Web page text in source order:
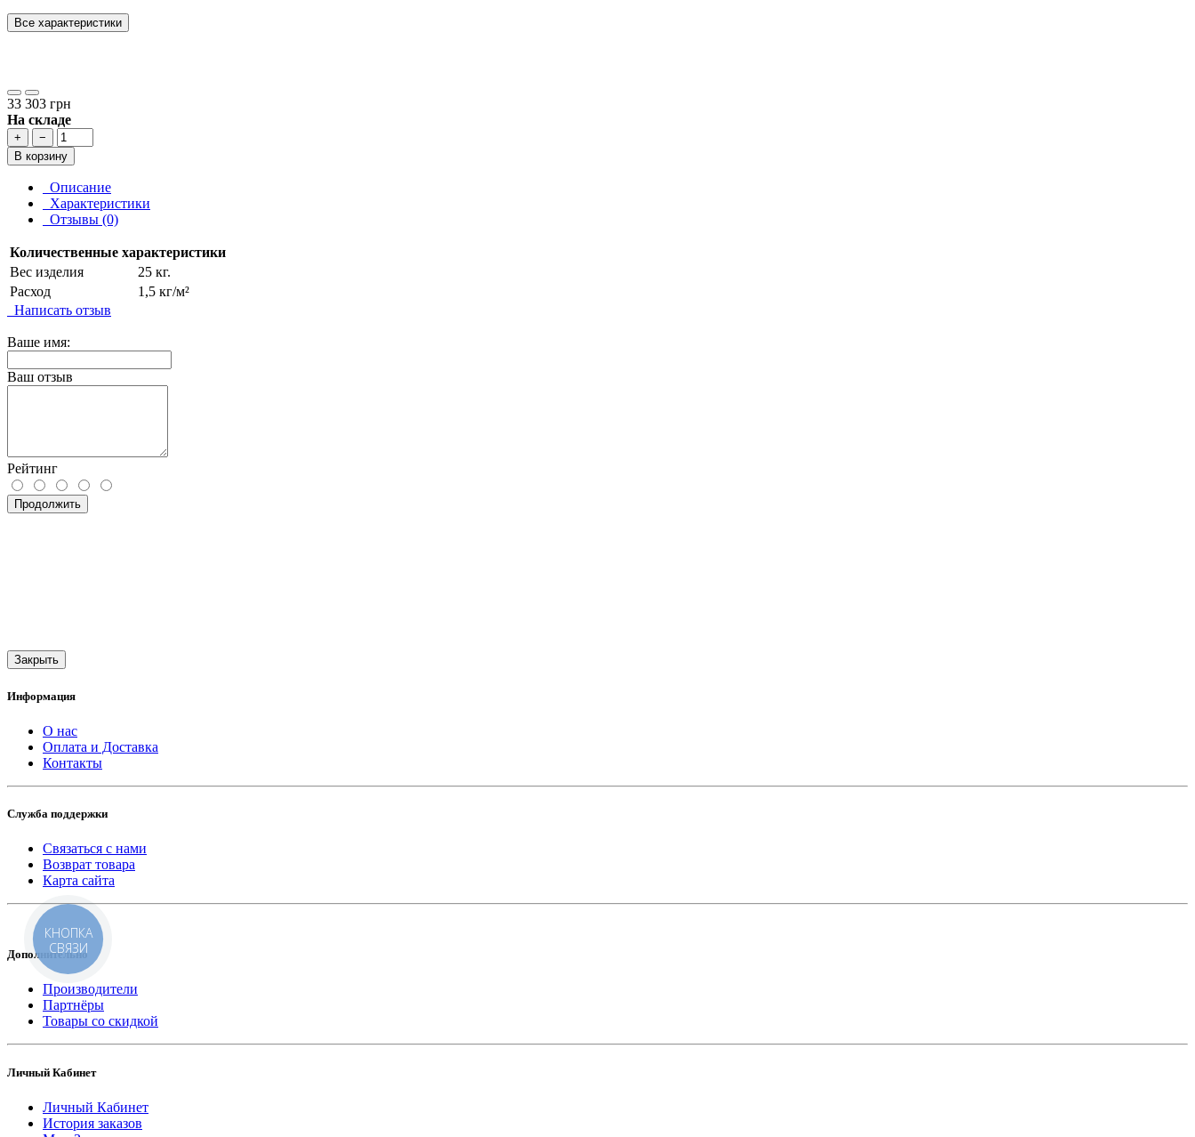
Все характеристики
33 303 грн
На складе
+
−
В корзину
Описание
Характеристики
Отзывы (0)
Количественные характеристики
Вес изделия
25 кг.
Расход
1,5 кг/м²
Написать отзыв
Ваше имя:
Ваш отзыв
Рейтинг
Продолжить
Закрыть
Информация
О нас
Оплата и Доставка
Контакты
Служба поддержки
Связаться с нами
Возврат товара
Карта сайта
Дополнительно
Производители
Партнёры
Товары со скидкой
Личный Кабинет
Личный Кабинет
История заказов
КНОПКА
СВЯЗИ